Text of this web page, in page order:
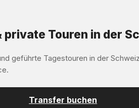
Touren in der
geführte Tagestouren in der
Transfer buchen